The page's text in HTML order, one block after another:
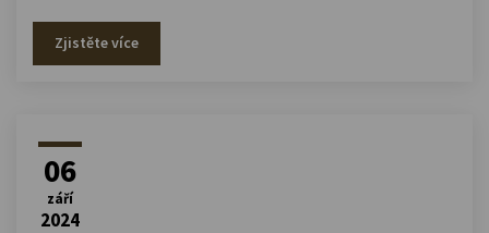
Zjistěte více
06
září
2024